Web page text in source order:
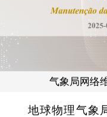
气象局网络
地球物理气象